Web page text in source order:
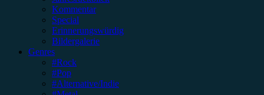
Kommentar
Special
Erinnerungswürdig
Bildergalerie
Genres
#Rock
#Pop
#Alternative/Indie